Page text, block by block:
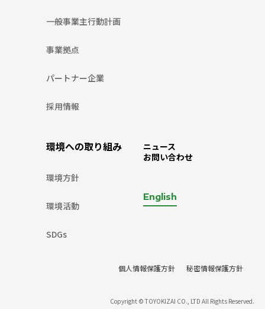
一般事業主行動計画
事業拠点
パートナー企業
採用情報
環境への取り組み
環境方針
環境活動
SDGs
ニュース
お問い合わせ
English
個人情報保護方針 秘密情報保護方針
Copyright © TOYOKIZAI CO., LTD All Rights Reserved.